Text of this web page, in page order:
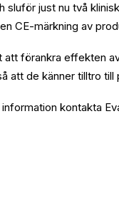
sluför just nu två
CE-märkning av
att förankra effekten
att de känner tilltro till
kontakta